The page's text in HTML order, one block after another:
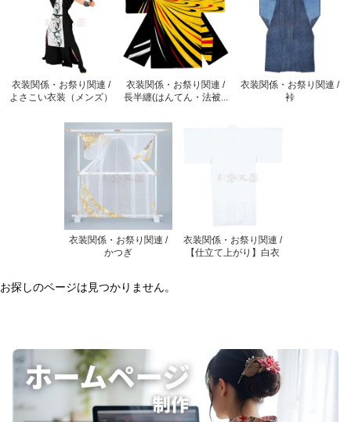
衣装関係・お祭り関連 /
よさこい衣装（メンズ）
衣装関係・お祭り関連 /
長半纏(はんてん・法被...
衣装関係・お祭り関連 /
裃
衣装関係・お祭り関連 /
かつぎ
衣装関係・お祭り関連 /
【仕立て上がり】白衣
お探しのページは見つかりません。